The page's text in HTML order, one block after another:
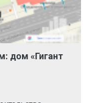
дом «Гигант